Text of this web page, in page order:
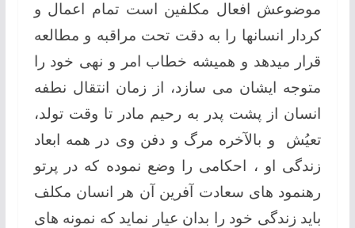
موضوعش افعال مکلفین است تمام اعمال و
کردار انسانها را به دقت تحت مراقبه و مطالعه
قرار میدهد و همیشه خطاب امر و نهی خود را
متوجه ایشان می سازد، از زمان انتقال نطفه
انسان از پشت پدر به رحیم مادر تا وقت تولد،
تعیُش و بالآخره مرگ و دفن وی در همه ابعاد
زندگی او ، احکامی را وضع نموده که در پرتو
رهنمود های سعادت آفرین آن هر انسان مکلف
باید زندگی خود را بدان عیار نماید که نمونه های